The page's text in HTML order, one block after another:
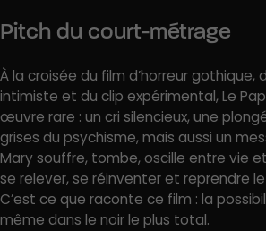
Pitch du court-métrage
À la croisée du film d’horreur gothique,
intimiste et du clip expérimental, Le
œuvre rare : un cri silencieux, une
grises du psychisme, mais aussi un
Mary souffre, tombe, oscille entre vie
se relever, se réinventer et reprendre
C’est ce que raconte ce film : la
même dans le noir le plus total.